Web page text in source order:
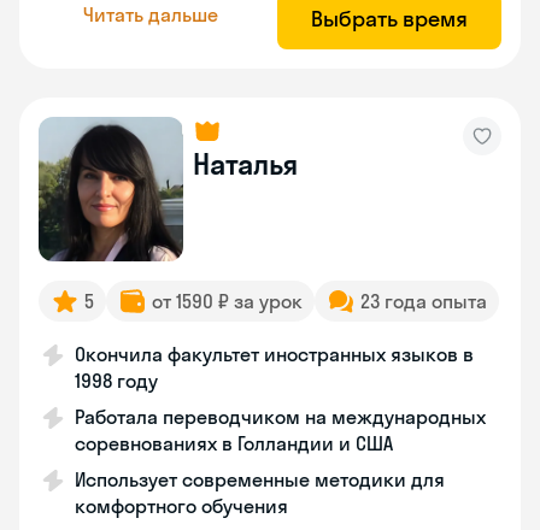
Читать дальше Выбрать время
Наталья
5 от 1590 ₽ за урок 23 года опыта
Окончила факультет иностранных языков в
1998 году
Работала переводчиком на международных
соревнованиях в Голландии и США
Использует современные методики для
комфортного обучения